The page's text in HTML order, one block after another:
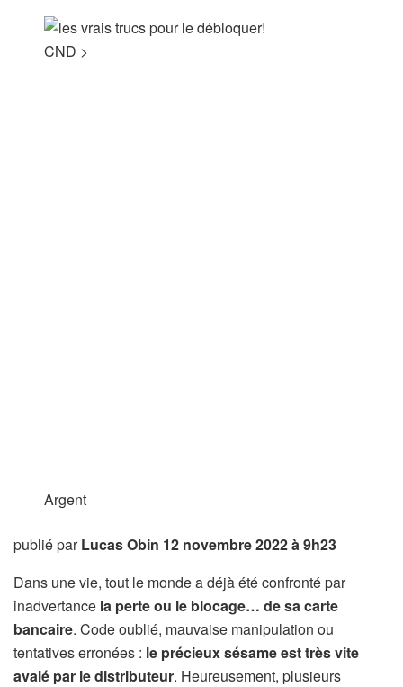
CND >
Argent
publié parLucas Obin 12 novembre 2022 à 9h23
Dans une vie, tout le monde a déjà été confronté par
inadvertance la perte ou le blocage… de sa carte
bancaire. Code oublié, mauvaise manipulation ou
tentatives erronées : le précieux sésame est très vite
avalé par le distributeur. Heureusement, plusieurs